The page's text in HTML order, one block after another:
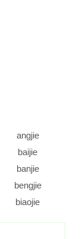
angjie
baijie
banjie
bengjie
biaojie